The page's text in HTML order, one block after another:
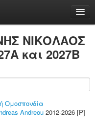
ΝΙΚΟΛΑΟΣ
και 2027B
Ομοσπονδία
Andreou 2012-2026 [P]